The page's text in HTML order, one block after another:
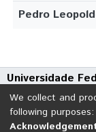
Pedro
Universidade
Avenida
CEP:
We collect and
following purposes: